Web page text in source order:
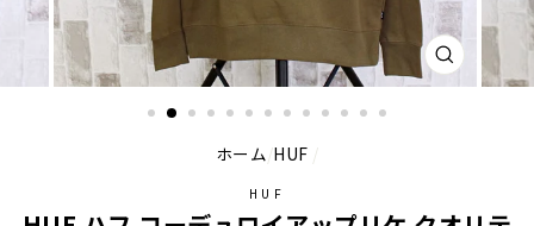
閉
じ
ホーム/HUF /
HUF